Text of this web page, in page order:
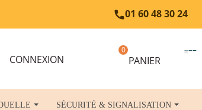
01 60 48 30 24
0
SÉCURITÉ & SIGNALISATION